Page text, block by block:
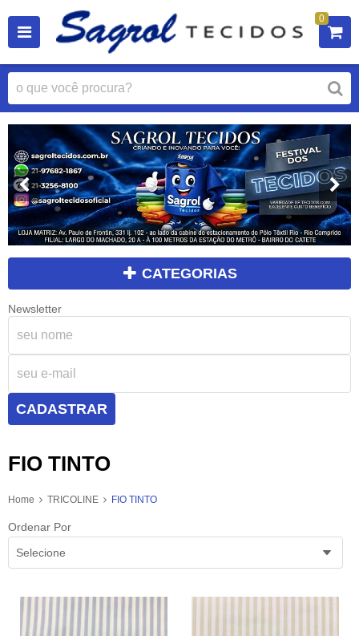
0
CATEGORIAS
Newsletter
CADASTRAR
FIO TINTO
Home TRICOLINE FIO TINTO
Ordenar Por
Selecione